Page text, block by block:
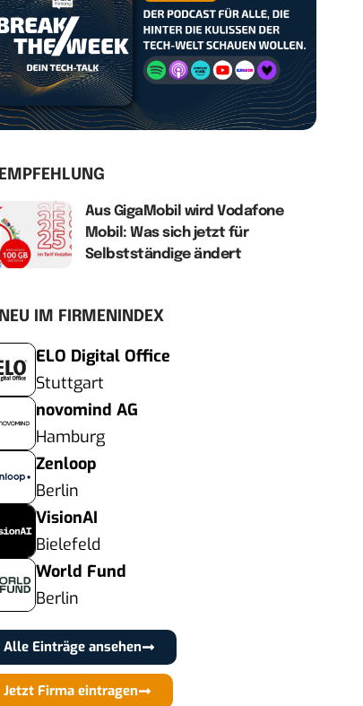
EMPFEHLUNG
Aus GigaMobil wird Vodafone
Mobil: Was sich jetzt für
Selbstständige ändert
NEU IM FIRMENINDEX
ELO Digital Office
Stuttgart
novomind AG
Hamburg
Zenloop
Berlin
VisionAI
Bielefeld
World Fund
Berlin
Alle Einträge ansehen
Jetzt Firma eintragen